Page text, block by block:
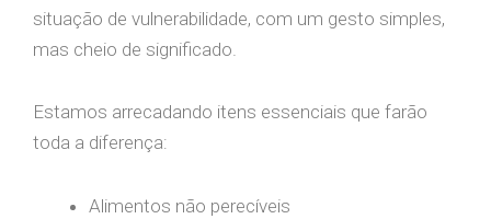
situação de vulnerabilidade, com um gesto simples,
mas cheio de significado.
Estamos arrecadando itens essenciais que farão
toda a diferença:
Alimentos não perecíveis